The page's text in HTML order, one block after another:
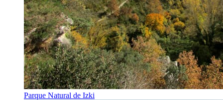
Parque Natural de Izki